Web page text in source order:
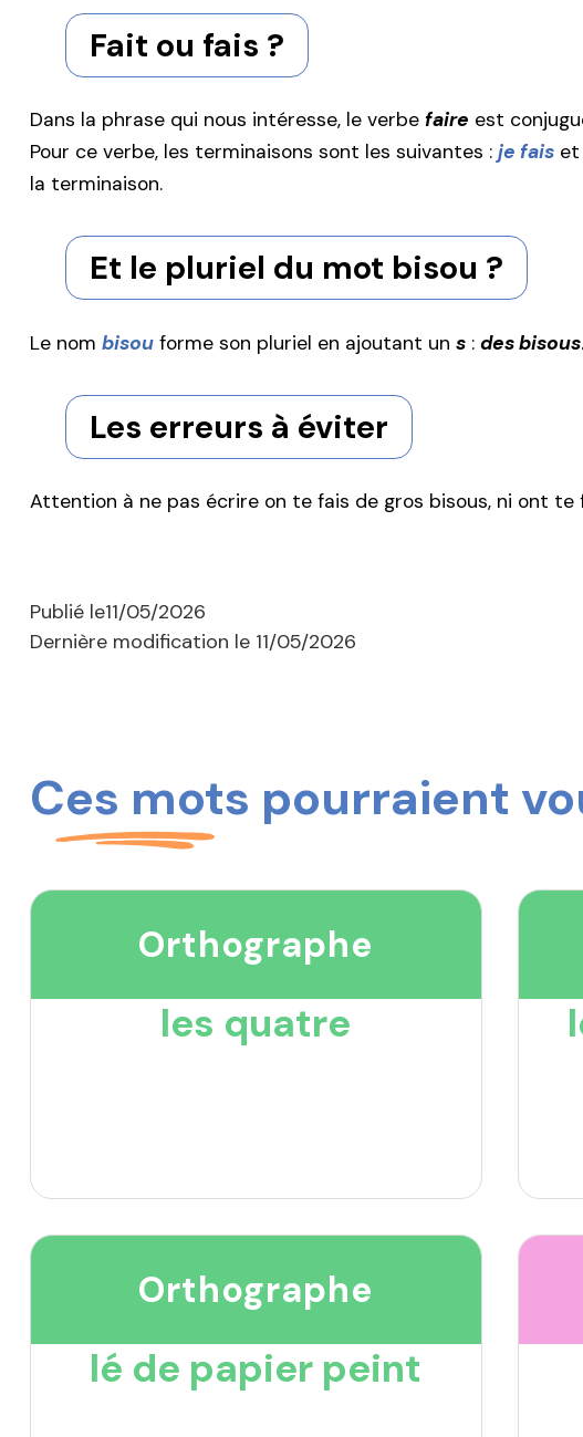
Fait ou fais ?
Dans la phrase qui nous intéresse, le verbe faire est
Pour ce verbe, les terminaisons sont les suivantes : je fais et
la terminaison.
Et le pluriel du mot bisou ?
Le nom bisou forme son pluriel en ajoutant un s : des bisous
Les erreurs à éviter
Attention à ne pas écrire on te fais de gros bisous, ni ont te
Publié le11/05/2026
Dernière modification le 11/05/2026
Ces mots pourraient
Orthographe
les quatre
Orthographe
lé de papier peint